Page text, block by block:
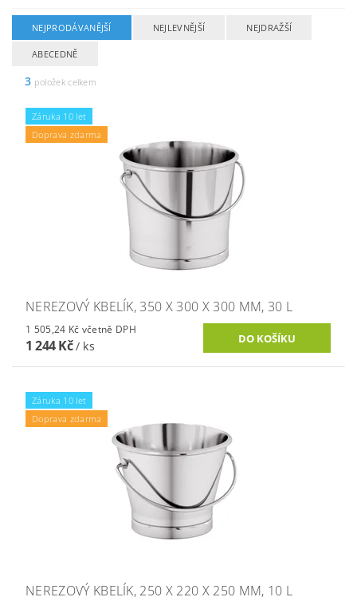
NEJPRODÁVANĚJŠÍ NEJLEVNĚJŠÍ NEJDRAŽŠÍ
ABECEDNĚ
3 položek celkem
Záruka 10 let
Doprava zdarma
NEREZOVÝ KBELÍK, 350 X 300 X 300 MM, 30 L
1 505,24 Kč včetně DPH
1 244 Kč/ ks
Záruka 10 let
Doprava zdarma
NEREZOVÝ KBELÍK, 250 X 220 X 250 MM, 10 L